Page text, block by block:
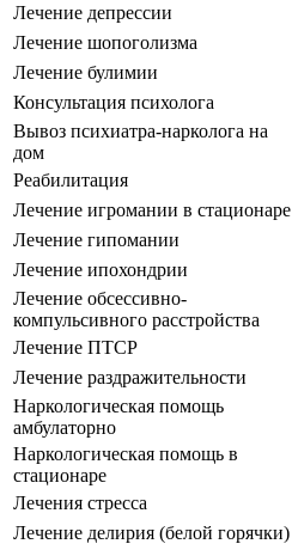
Лечение депрессии
Лечение шопоголизма
Лечение булимии
Консультация психолога
Вывоз психиатра-нарколога на
дом
Реабилитация
Лечение игромании в стационаре
Лечение гипомании
Лечение ипохондрии
Лечение обсессивно-
компульсивного расстройства
Лечение ПТСР
Лечение раздражительности
Наркологическая помощь
амбулаторно
Наркологическая помощь в
стационаре
Лечения стресса
Лечение делирия (белой горячки)